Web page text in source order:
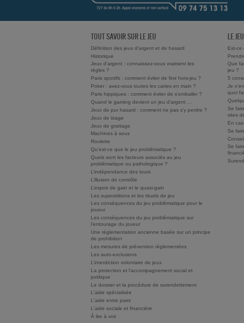
TOUT SAVOIR SUR LE JEU
Définition des jeux d’argent et de hasard
Historique
Jeux d'argent : connaissez-vous vraiment les
règles ?
Paris sportifs : comment éviter de finir hors-jeu ?
Poker : avez-vous toutes les cartes en main ?
Paris hippiques : comment éviter de s'emballer ?
Quand le gaming devient un jeu d'argent ...
Jeux de pur hasard : comment ne pas s'y perdre ?
Jeux de tirage
Jeux de grattage
Machines à sous
Roulette
Qu’est-ce que le jeu problématique ?
Quels sont les facteurs associés au jeu
problématique ou pathologique ?
L’indépendance des tours
L’illusion de contrôle
L’espoir de gain et le quasi-gain
Les superstitions et les rituels de jeu
Les conséquences du jeu problématique pour le
joueur
Les conséquences du jeu problématique sur
l’entourage du joueur
Une réglementation ancienne basée sur un principe
de prohibition
Les mesures de prévention règlementées
Les auto-exclusions
L’interdiction volontaire de jeux
La protection et l’accompagnement social et
juridique
Le dossier et la procédure de surendettement
L'aide spécialisée
L'aide entre pairs
L'aide sociale et financière
À lire à voir
LE
Est-ce
Que
jeu ?
5
Je
quoi
Se
sites
En
Se
Se